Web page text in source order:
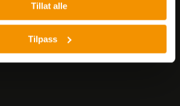
Tillat alle
Tilpass
nyhetsbrev